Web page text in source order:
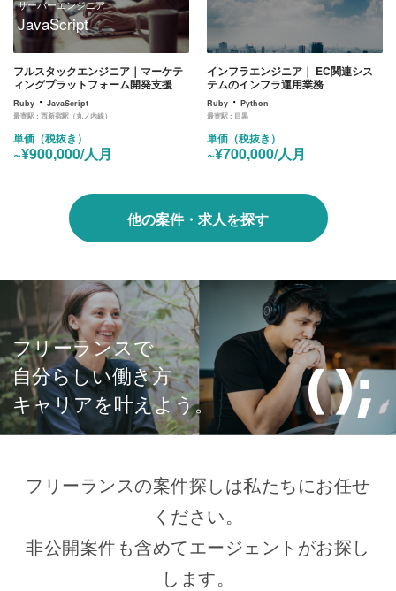
サーバーエンジニア
JavaScript
フルスタックエンジニア｜マーケテ
ィングプラットフォーム開発支援
Ruby ・ JavaScript
最寄駅 : 西新宿駅（丸ノ内線）
単価（税抜き）
~¥900,000/人月
インフラエンジニア｜ EC関連シス
テムのインフラ運用業務
Ruby ・Python
最寄駅 : 目黒
単価（税抜き）
~¥700,000/人月
他の案件・求人を探す
フリーランスで
自分らしい働き方
キャリアを叶えよう。
フリーランスの案件探しは私たちにお任せ
ください。
非公開案件も含めてエージェントがお探し
します。